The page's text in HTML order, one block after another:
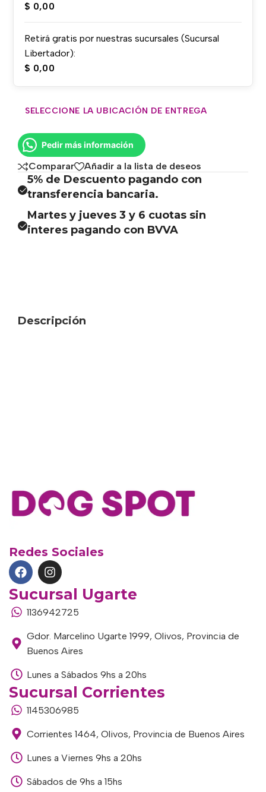
$ 0,00
Retirá gratis por nuestras sucursales (Sucursal
Libertador):
$ 0,00
SELECCIONE LA UBICACIÓN DE ENTREGA
Pedir más información
Comparar Añadir a la lista de deseos
5% de Descuento pagando con
transferencia bancaria.
Martes y jueves 3 y 6 cuotas sin
interes pagando con BVVA
Descripción
Redes Sociales
Sucursal Ugarte
1136942725
Gdor. Marcelino Ugarte 1999, Olivos, Provincia de
Buenos Aires
Lunes a Sábados 9hs a 20hs
Sucursal Corrientes
1145306985
Corrientes 1464, Olivos, Provincia de Buenos Aires
Lunes a Viernes 9hs a 20hs
Sábados de 9hs a 15hs